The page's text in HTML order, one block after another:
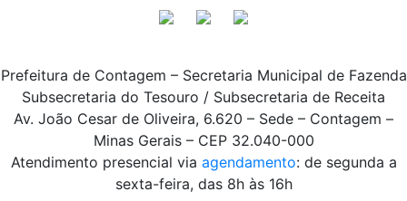
Prefeitura de Contagem – Secretaria Municipal de Fazenda
Subsecretaria do Tesouro / Subsecretaria de Receita
Av. João Cesar de Oliveira, 6.620 – Sede – Contagem –
Minas Gerais – CEP 32.040-000
Atendimento presencial via agendamento: de segunda a
sexta-feira, das 8h às 16h